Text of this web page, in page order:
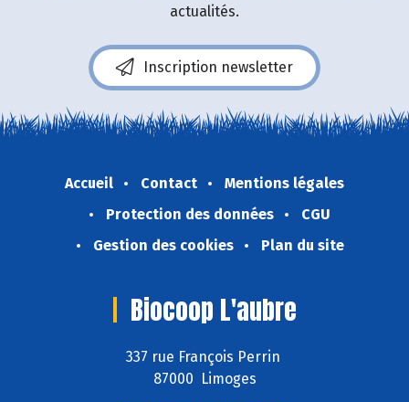
actualités.
Inscription newsletter
Accueil Contact
Mentions légales
Protection des données
CGU
Gestion des cookies
Plan du site
Biocoop L'aubre
337 rue François Perrin
87000 Limoges